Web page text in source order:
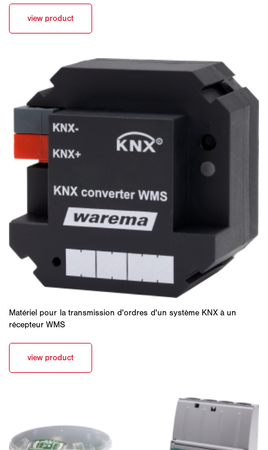
Matériel pour la transmission d'ordres d'un système KNX à un
récepteur WMS